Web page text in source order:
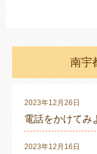
南宇
2023年12月26日
電話をかけてみ
2023年12月16日